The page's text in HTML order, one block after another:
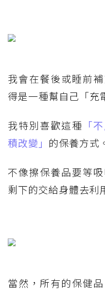
我會在餐後或睡前
得是一種幫自己「充
我特別喜歡這種 「
積改變」 的保養方式
不像擦保養品要等
剩下的交給身體去利
當然，所有的保健